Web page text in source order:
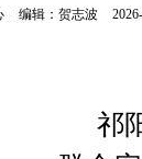
编辑：贺志波
祁